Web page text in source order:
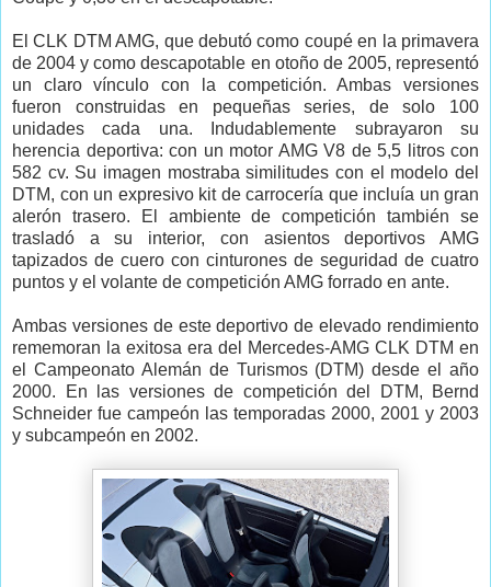
El CLK DTM AMG, que debutó como coupé en la primavera
de 2004 y como descapotable en otoño de 2005, representó
un claro vínculo con la competición. Ambas versiones
fueron construidas en pequeñas series, de solo 100
unidades cada una. Indudablemente subrayaron su
herencia deportiva: con un motor AMG V8 de 5,5 litros con
582 cv. Su imagen mostraba similitudes con el modelo del
DTM, con un expresivo kit de carrocería que incluía un gran
alerón trasero. El ambiente de competición también se
trasladó a su interior, con asientos deportivos AMG
tapizados de cuero con cinturones de seguridad de cuatro
puntos y el volante de competición AMG forrado en ante.
Ambas versiones de este deportivo de elevado rendimiento
rememoran la exitosa era del Mercedes-AMG CLK DTM en
el Campeonato Alemán de Turismos (DTM) desde el año
2000. En las versiones de competición del DTM, Bernd
Schneider fue campeón las temporadas 2000, 2001 y 2003
y subcampeón en 2002.